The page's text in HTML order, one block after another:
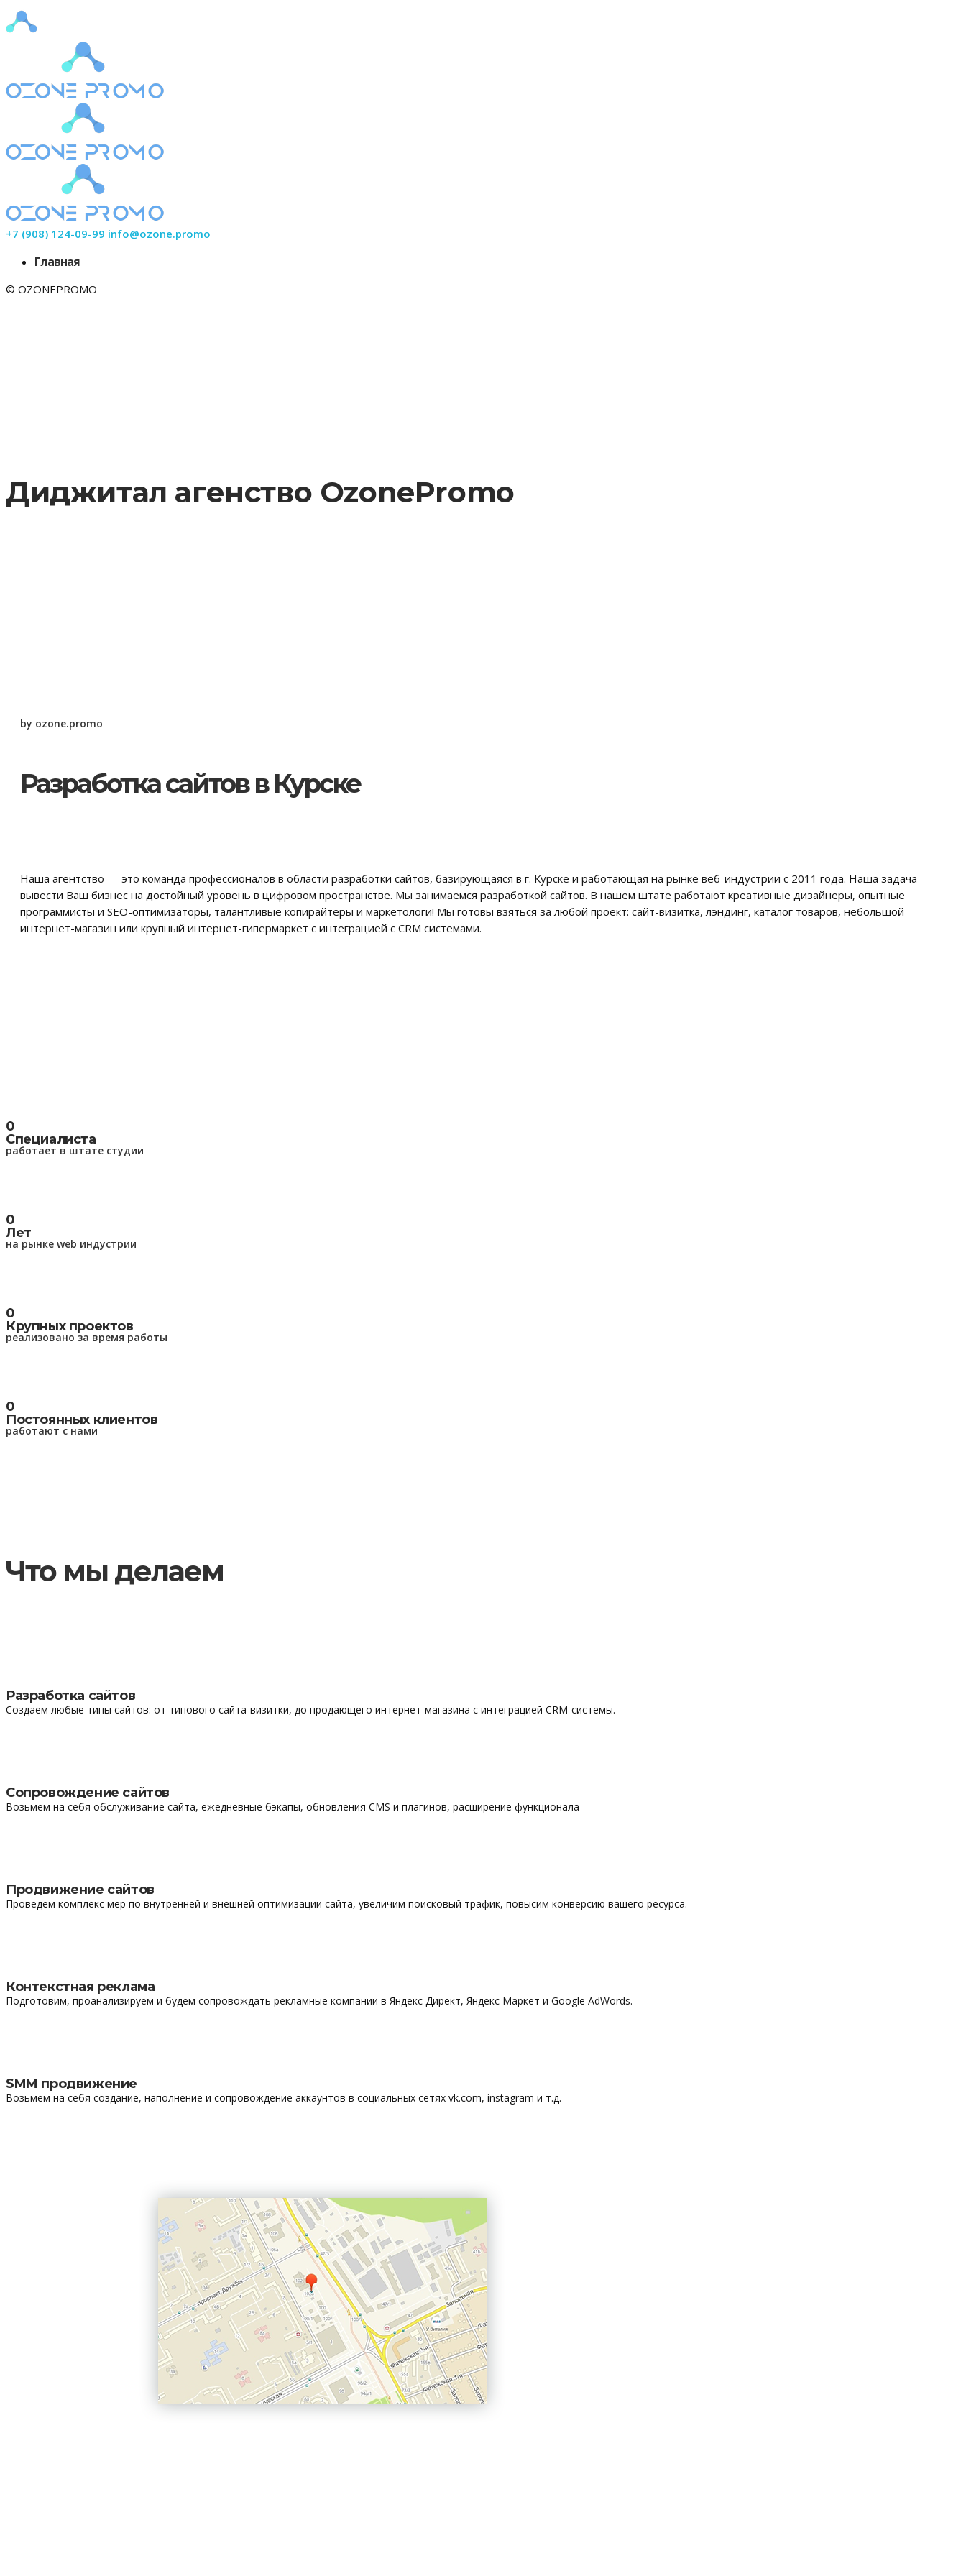
+7 (908) 124-09-99 info@ozone.promo
Главная
© OZONEPROMO
Диджитал агенство OzonePromo
by ozone.promo
Разработка сайтов в Курске
Наша агентство — это команда профессионалов в области разработки сайтов, базирующаяся в г. Курске и работающая на рынке веб-индустрии с 2011 года. Наша задача —
вывести Ваш бизнес на достойный уровень в цифровом пространстве. Мы занимаемся разработкой сайтов. В нашем штате работают креативные дизайнеры, опытные
программисты и SEO-оптимизаторы, талантливые копирайтеры и маркетологи! Мы готовы взяться за любой проект: сайт-визитка, лэндинг, каталог товаров, небольшой
интернет-магазин или крупный интернет-гипермаркет с интеграцией с CRM системами.
0
Специалиста
работает в штате студии
0
Лет
на рынке web индустрии
0
Крупных проектов
реализовано за время работы
0
Постоянных клиентов
работают с нами
Что мы делаем
Разработка сайтов
Создаем любые типы сайтов: от типового сайта-визитки, до продающего интернет-магазина с интеграцией CRM-системы.
Сопровождение сайтов
Возьмем на себя обслуживание сайта, ежедневные бэкапы, обновления CMS и плагинов, расширение функционала
Продвижение сайтов
Проведем комплекс мер по внутренней и внешней оптимизации сайта, увеличим поисковый трафик, повысим конверсию вашего ресурса.
Контекстная реклама
Подготовим, проанализируем и будем сопровождать рекламные компании в Яндекс Директ, Яндекс Маркет и Google AdWords.
SMM продвижение
Возьмем на себя создание, наполнение и сопровождение аккаунтов в социальных сетях vk.com, instagram и т.д.